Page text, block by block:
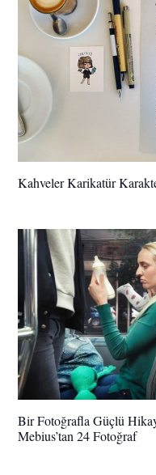
Kahveler Karikatür
Bir Fotoğrafla Güçlü
Mebius’tan 24 Fotoğraf